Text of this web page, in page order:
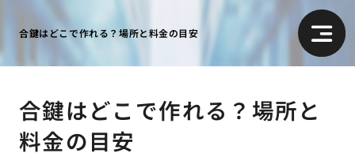
合鍵はどこで作れる？場所と料金の目安
合鍵はどこで作れる？場所と
料金の目安